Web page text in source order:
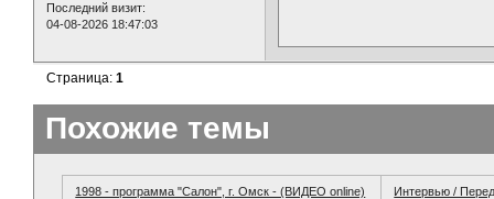
Последний визит:
04-08-2026 18:47:03
Страница:1
Похожие темы
1998 - программа "Салон", г. Омск - (ВИДЕО online) Интервью /